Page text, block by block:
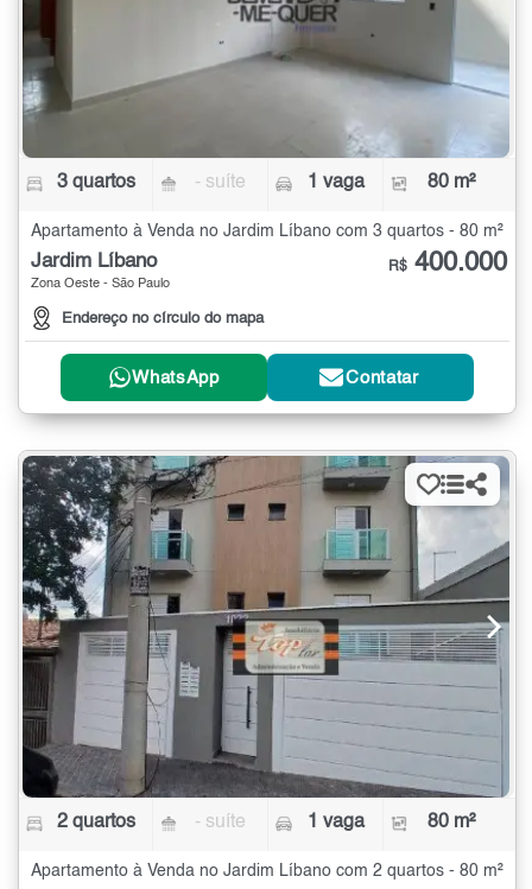
3 quartos - suíte 1 vaga 80 m²
Apartamento à Venda no Jardim Líbano com 3 quartos - 80 m²
Jardim Líbano
Zona Oeste - São Paulo
Endereço no círculo do mapa
R$ 400.000
WhatsApp Contatar
2 quartos - suíte 1 vaga 80 m²
Apartamento à Venda no Jardim Líbano com 2 quartos - 80 m²